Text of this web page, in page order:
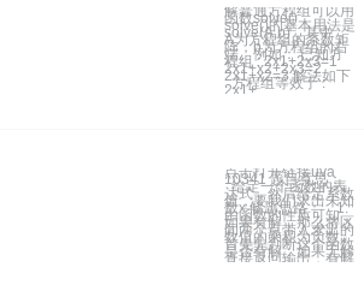
解普通方程组可以用
函数solve()，
solve()的基本用法是
solve(A,b)，其中，
A为方程组的系数矩
阵，b为方程组的右
端。例如： 已知方
程组 : 2x1+2x3=1
2x1+x2+2x3=2
2x1+x2=3 解法如下
: 方程组等效于 :
2x1+
点击打开链接uva
10341 题目意思：
给定一个函数的表
达式，然后给定系数
值，要我们求出未知
数x 解题思路： 1:
由函数的性质可知，
如果有解，那么将区
间两个点带入求出的
数值的乘积为负数。
首先先判断这个函数
是否有解，如果无解
直接返回输出，有解